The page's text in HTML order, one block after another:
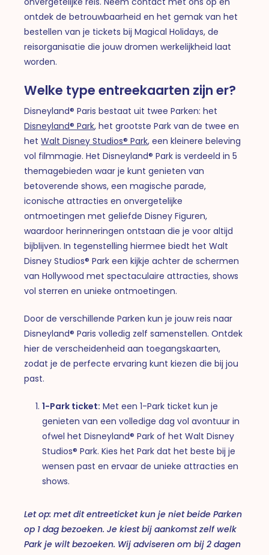
ontdek de betrouwbaarheid en het gemak van het
bestellen van je tickets bij Magical Holidays, de
reisorganisatie die jouw dromen werkelijkheid laat
worden.
Welke type entreekaarten zijn er?
Disneyland® Paris bestaat uit twee Parken: het
Disneyland® Park, het grootste Park van de twee en
hetWalt Disney Studios® Park, een kleinere beleving
vol filmmagie. Het Disneyland® Park is verdeeld in 5
themagebieden waar je kunt genieten van
betoverende shows, een magische parade,
iconische attracties en onvergetelijke
ontmoetingen met geliefde Disney Figuren,
waardoor herinneringen ontstaan die je voor altijd
bijblijven. In tegenstelling hiermee biedt het Walt
Disney Studios® Park een kijkje achter de schermen
van Hollywood met spectaculaire attracties, shows
vol sterren en unieke ontmoetingen.
Door de verschillende Parken kun je jouw reis naar
Disneyland® Paris volledig zelf samenstellen. Ontdek
hier de verscheidenheid aan toegangskaarten,
zodat je de perfecte ervaring kunt kiezen die bij jou
past.
1-Park ticket: Met een 1-Park ticket kun je
genieten van een volledige dag vol avontuur in
ofwel het Disneyland® Park of het Walt Disney
Studios® Park. Kies het Park dat het beste bij je
wensen past en ervaar de unieke attracties en
shows.
Let op: met dit entreeticket kun je niet beide Parken
op 1 dag bezoeken. Je kiest bij aankomst zelf welk
Park je wilt bezoeken. Wij adviseren om bij 2 dagen